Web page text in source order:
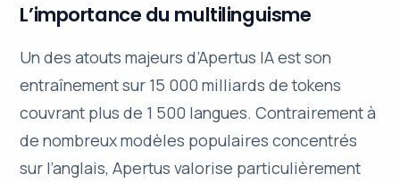
L’importance du multilinguisme
Un des atouts majeurs d’Apertus IA est son
entraînement sur 15 000 milliards de tokens
couvrant plus de 1 500 langues. Contrairement à
de nombreux modèles populaires concentrés
sur l’anglais, Apertus valorise particulièrement